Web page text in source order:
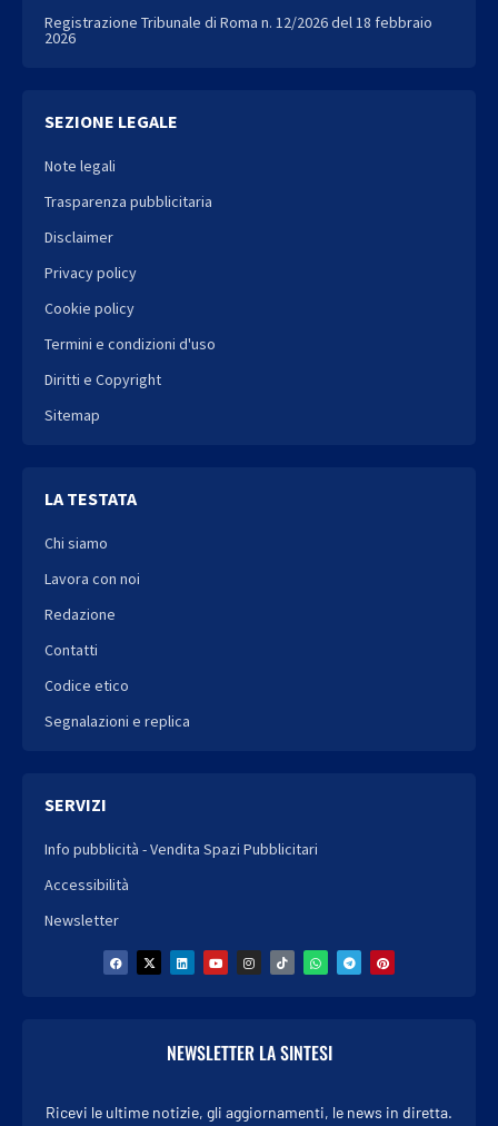
Registrazione Tribunale di Roma n. 12/2026 del 18 febbraio
2026
SEZIONE LEGALE
Note legali
Trasparenza pubblicitaria
Disclaimer
Privacy policy
Cookie policy
Termini e condizioni d'uso
Diritti e Copyright
Sitemap
LA TESTATA
Chi siamo
Lavora con noi
Redazione
Contatti
Codice etico
Segnalazioni e replica
SERVIZI
Info pubblicità - Vendita Spazi Pubblicitari
Accessibilità
Newsletter
NEWSLETTER LA SINTESI
Ricevi le ultime notizie, gli aggiornamenti, le news in diretta.